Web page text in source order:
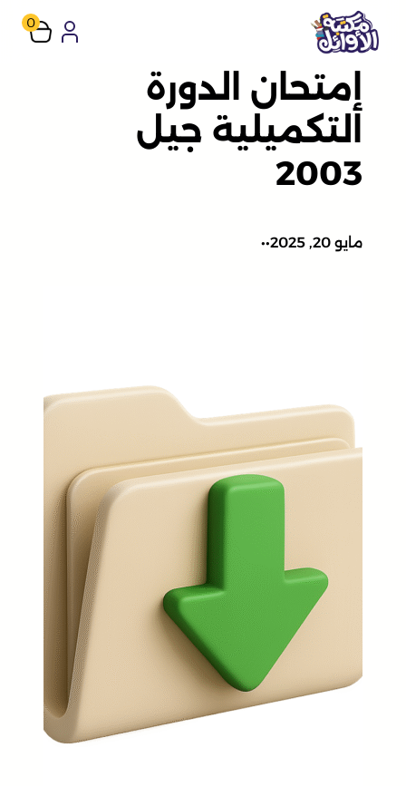
تخطى
إلى
المحتوى
0
إمتحان الدورة
التكميلية جيل
2003
مايو 20, 2025 •
•